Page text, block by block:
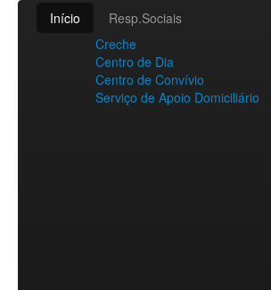
Início
Resp.Sociais
Creche
Centro de Dia
Centro de Convívio
Serviço de Apoio Domiciliário